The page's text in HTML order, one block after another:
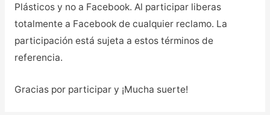
Plásticos y no a Facebook. Al participar liberas
totalmente a Facebook de cualquier reclamo. La
participación está sujeta a estos términos de
referencia.
Gracias por participar y ¡Mucha suerte!